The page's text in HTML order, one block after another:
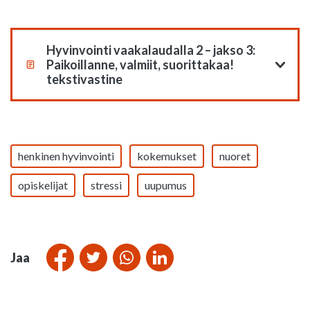
Hyvinvointi vaakalaudalla 2 – jakso 3:
Paikoillanne, valmiit, suorittakaa!
tekstivastine
henkinen hyvinvointi kokemukset nuoret
opiskelijat stressi uupumus
Jaa